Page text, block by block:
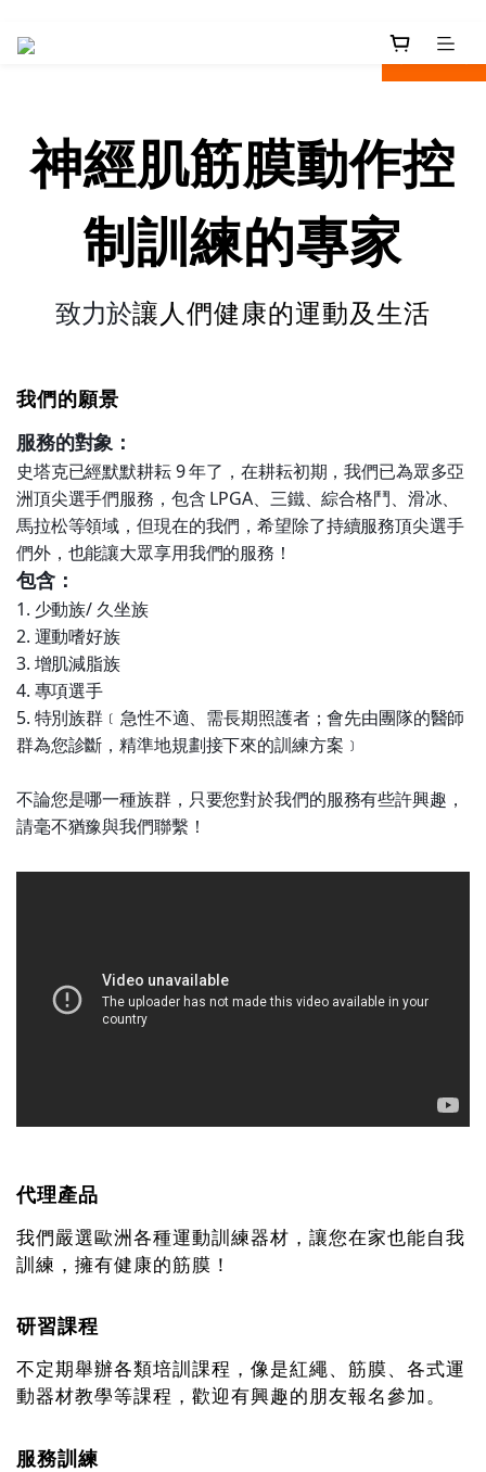
prev
神經肌筋膜動作控
制訓練的專家
致力於讓人們健康的運動及生活
我們的願景
服務的對象：
史塔克已經默默耕耘 9 年了，在耕耘初期，我們已為眾多亞
洲頂尖選手們服務，包含 LPGA、三鐵、綜合格鬥、滑冰、
馬拉松等領域，但現在的我們，希望除了持續服務頂尖選手
們外，也能讓大眾享用我們的服務！
包含：
1. 少動族/ 久坐族
2. 運動嗜好族
3. 增肌減脂族
4. 專項選手
5. 特別族群﹝急性不適、需長期照護者；會先由團隊的醫師
群為您診斷，精準地規劃接下來的訓練方案﹞
不論您是哪一種族群，只要您對於我們的服務有些許興趣，
請毫不猶豫與我們聯繫！
代理產品
我們嚴選歐洲各種運動訓練器材，讓您在家也能自我
訓練，擁有健康的筋膜！
研習課程
不定期舉辦各類培訓課程，像是紅繩、筋膜、各式運
動器材教學等課程，歡迎有興趣的朋友報名參加。
服務訓練